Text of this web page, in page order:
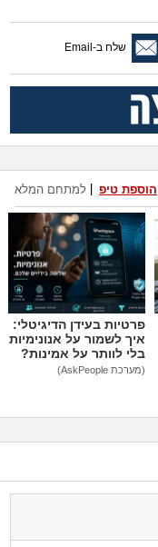
שלח ב-Email
למתחם המלא הוספת טיפ
פרטיות בעידן הדיגיטלי:
איך לשמור על אנונימיות
בלי לוותר על אמינות?
(מערכת AskPeople)